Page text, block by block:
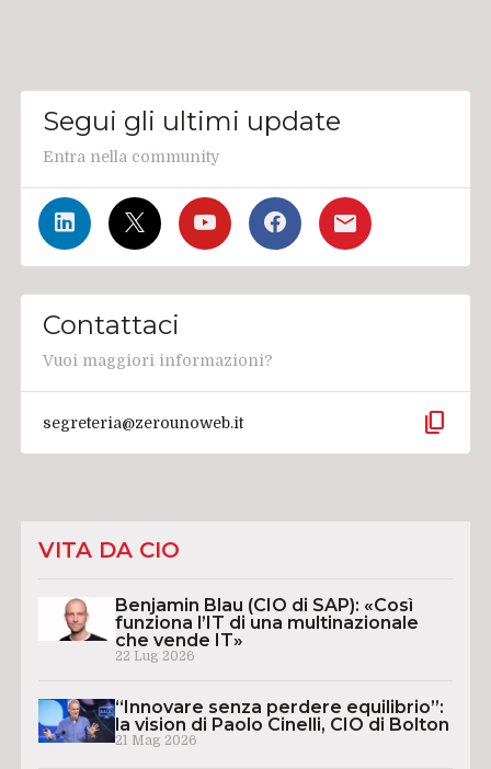
Segui gli ultimi update
Entra nella community
Contattaci
Vuoi maggiori informazioni?
segreteria@zerounoweb.it content_copy
VITA DA CIO
Benjamin Blau (CIO di SAP): «Così
funziona l’IT di una multinazionale
che vende IT»
22 Lug 2026
“Innovare senza perdere equilibrio”:
la vision di Paolo Cinelli, CIO di Bolton
21 Mag 2026